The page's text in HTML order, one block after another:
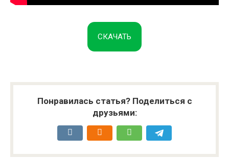
СКАЧАТЬ
Понравилась статья? Поделиться с
друзьями: